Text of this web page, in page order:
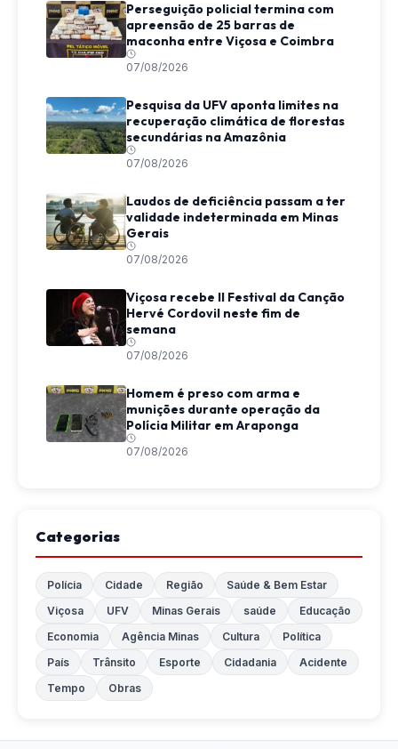
Perseguição policial termina com
apreensão de 25 barras de
maconha entre Viçosa e Coimbra
07/08/2026
Pesquisa da UFV aponta limites na
recuperação climática de florestas
secundárias na Amazônia
07/08/2026
Laudos de deficiência passam a ter
validade indeterminada em Minas
Gerais
07/08/2026
Viçosa recebe II Festival da Canção
Hervé Cordovil neste fim de
semana
07/08/2026
Homem é preso com arma e
munições durante operação da
Polícia Militar em Araponga
07/08/2026
Categorias
Polícia Cidade Região
Saúde & Bem Estar
Viçosa
UFV Minas Gerais saúde
Educação
Economia
Agência Minas Cultura
Política
País
Trânsito Esporte Cidadania
Acidente
Tempo
Obras